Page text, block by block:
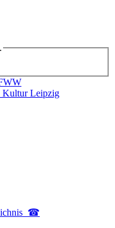
Kultur Leipzig
☎